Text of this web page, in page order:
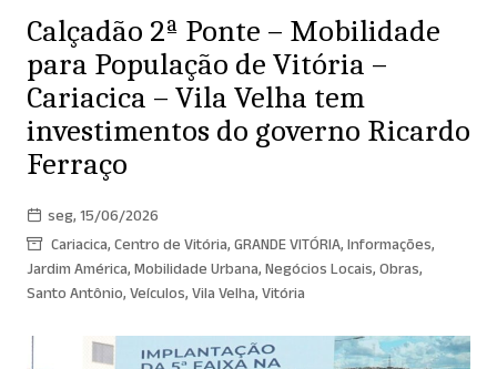
Calçadão 2ª Ponte – Mobilidade
para População de Vitória –
Cariacica – Vila Velha tem
investimentos do governo Ricardo
Ferraço
seg, 15/06/2026
Cariacica,Centro de Vitória,GRANDE VITÓRIA,Informações,
Jardim América,Mobilidade Urbana,Negócios Locais,Obras,
Santo Antônio,Veículos,Vila Velha,Vitória